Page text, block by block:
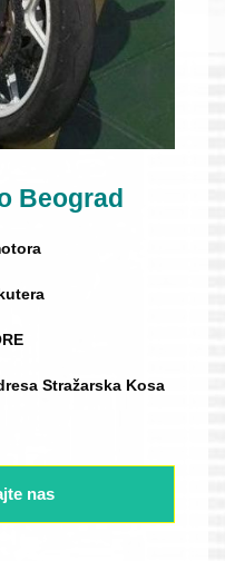
Beograd
Stražarska Kosa
nas